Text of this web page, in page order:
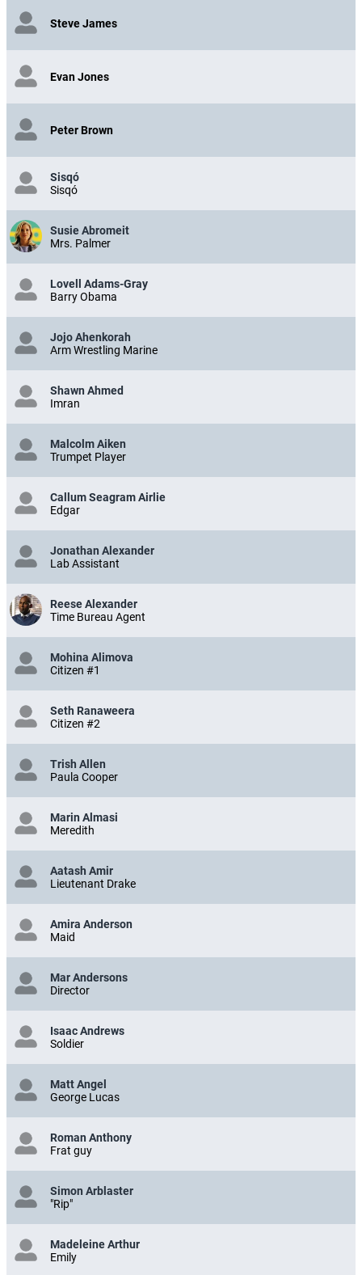
Steve James
Evan Jones
Peter Brown
Sisqó
Sisqó
Susie Abromeit
Mrs. Palmer
Lovell Adams-Gray
Barry Obama
Jojo Ahenkorah
Arm Wrestling Marine
Shawn Ahmed
Imran
Malcolm Aiken
Trumpet Player
Callum Seagram Airlie
Edgar
Jonathan Alexander
Lab Assistant
Reese Alexander
Time Bureau Agent
Mohina Alimova
Citizen #1
Seth Ranaweera
Citizen #2
Trish Allen
Paula Cooper
Marin Almasi
Meredith
Aatash Amir
Lieutenant Drake
Amira Anderson
Maid
Mar Andersons
Director
Isaac Andrews
Soldier
Matt Angel
George Lucas
Roman Anthony
Frat guy
Simon Arblaster
"Rip"
Madeleine Arthur
Emily